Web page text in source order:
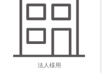
法人様用